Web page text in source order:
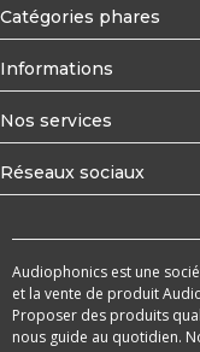
Catégories phares
Informations
Nos services
Réseaux sociaux
Audiophonics est une
et la vente de produit
Proposer des produits
nous guide au quotidien.